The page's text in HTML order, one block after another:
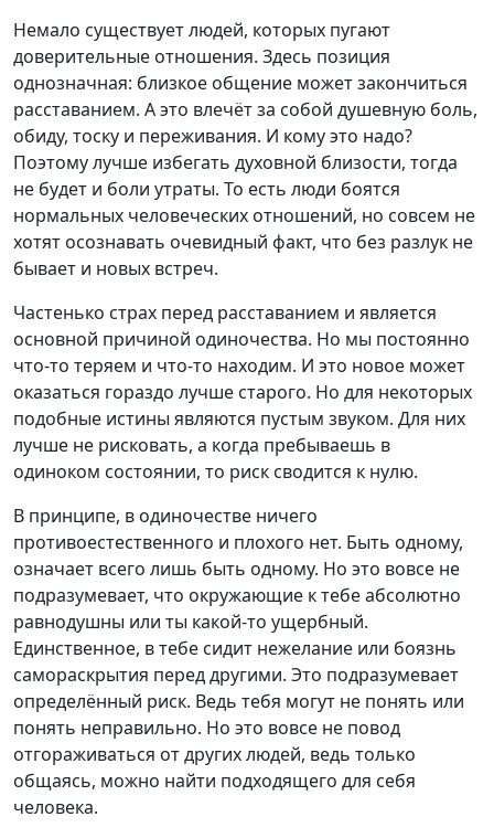
Немало существует людей, которых пугают
доверительные отношения. Здесь позиция
однозначная: близкое общение может закончиться
расставанием. А это влечёт за собой душевную боль,
обиду, тоску и переживания. И кому это надо?
Поэтому лучше избегать духовной близости, тогда
не будет и боли утраты. То есть люди боятся
нормальных человеческих отношений, но совсем не
хотят осознавать очевидный факт, что без разлук не
бывает и новых встреч.
Частенько страх перед расставанием и является
основной причиной одиночества. Но мы постоянно
что-то теряем и что-то находим. И это новое может
оказаться гораздо лучше старого. Но для некоторых
подобные истины являются пустым звуком. Для них
лучше не рисковать, а когда пребываешь в
одиноком состоянии, то риск сводится к нулю.
В принципе, в одиночестве ничего
противоестественного и плохого нет. Быть одному,
означает всего лишь быть одному. Но это вовсе не
подразумевает, что окружающие к тебе абсолютно
равнодушны или ты какой-то ущербный.
Единственное, в тебе сидит нежелание или боязнь
самораскрытия перед другими. Это подразумевает
определённый риск. Ведь тебя могут не понять или
понять неправильно. Но это вовсе не повод
отгораживаться от других людей, ведь только
общаясь, можно найти подходящего для себя
человека.